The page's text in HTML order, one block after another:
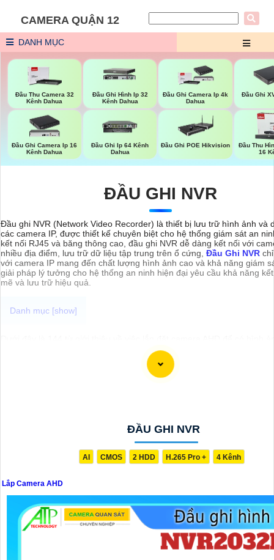
CAMERA QUẬN 12
DANH MỤC
Đầu Thu Camera 32
Kênh Dahua
Đầu Ghi Hình Ip 32
Kênh Dahua
Đầu Ghi Camera Ip 4k
Dahua
Đầu Ghi
Đầu Ghi Camera Ip 16
Kênh Dahua
Đầu Ghi Ip 64 Kênh
Dahua
Đầu Ghi POE Hikvision
Đầu Thu
16
ĐẦU GHI NVR
Đầu ghi NVR (Network Video Recorder) là thiết bị lưu trữ hình ảnh và
các camera IP, được thiết kế chuyên biệt cho hệ thống giám sát an
kết nối RJ45 và băng thông cao, đầu ghi NVR dễ dàng kết nối với
nhiều địa điểm, lưu trữ dữ liệu tập trung trên ổ cứng, Đầu Ghi NVR
với camera IP mang đến chất lượng hình ảnh cao và khả năng giám
giải pháp lý tưởng cho hệ thống an ninh hiện đại yêu cầu khả năng
mẽ và lưu trữ hiệu quả.
"Lắp đặt Camera AHD để bảo vệ ngôi nhà hoặc cơ sở kinh doanh
hình ảnh sắc nét và chất lượng cao. Hệ thống camera AHD cung cấp
nét và chân thực, giúp bạn theo dõi mọi hoạt động một cách dễ dàng
Hy vọng những thông tin trên sẽ Dược chính hãng khẳng định rằng
lại Cung cấp cho công trình biết. Cám ơn bạn!
ĐẦU GHI NVR
AI CMOS 2 HDD H.265 Pro + 4 Kênh
Lắp Camera AHD